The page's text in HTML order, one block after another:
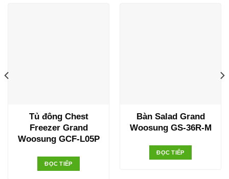
Tủ đông Chest
Freezer Grand
Woosung GCF-L05P
ĐỌC TIẾP
Bàn Salad Grand
Woosung GS-36R-M
ĐỌC TIẾP